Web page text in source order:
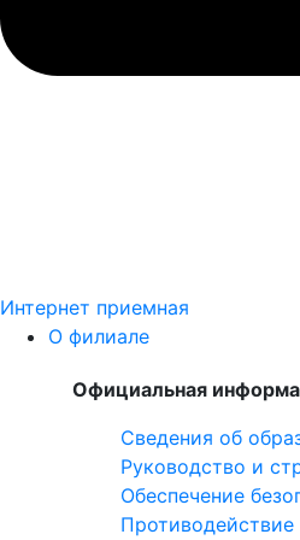
Интернет приемная
О филиале
Официальная
Сведения об
Руководство и
Обеспечение